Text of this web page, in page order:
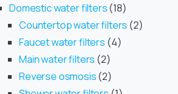
Domestic water filters 18
Countertop water filters 2
Faucet water filters 4
Main water filters 2
Reverse osmosis 2